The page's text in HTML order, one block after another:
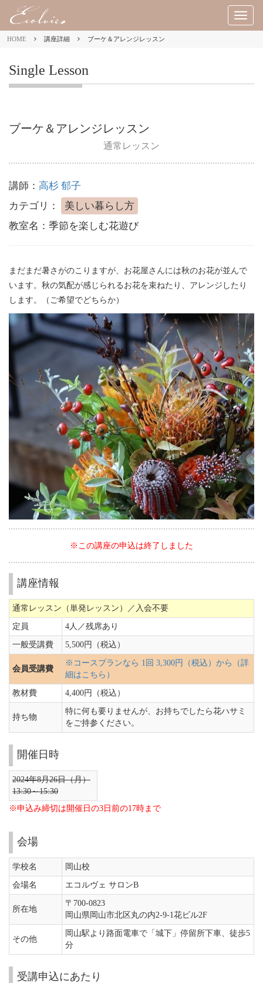
M
E
HOME 講座詳細 ブーケ＆アレンジレッスン
Single Lesson
ブーケ＆アレンジレッスン
通常レッスン
講師： 高杉 郁子
カテゴリ：
美しい暮らし方
教室名： 季節を楽しむ花遊び
まだまだ暑さがのこりますが、お花屋さんには秋のお花が並んで
います。秋の気配が感じられるお花を束ねたり、アレンジしたり
します。（ご希望でどちらか）
※この講座の申込は終了しました
講座情報
通常レッスン（単発レッスン）／入会不要
定員 4人／残席あり
一般受講費 5,500円（税込）
会員受講費
※コースプランなら 1回 3,300円（税込）から（詳
細はこちら）
教材費 4,400円（税込）
持ち物
特に何も要りませんが、お持ちでしたら花ハサミ
をご持参ください。
開催日時
2024年8月26日（月）
13:30～15:30
※申込み締切は開催日の3日前の17時まで
会場
学校名 岡山校
会場名 エコルヴェ サロンB
所在地
〒700-0823
岡山県岡山市北区丸の内2-9-1花ビル2F
その他
岡山駅より路面電車で「城下」停留所下車、徒歩5
分
受講申込にあたり